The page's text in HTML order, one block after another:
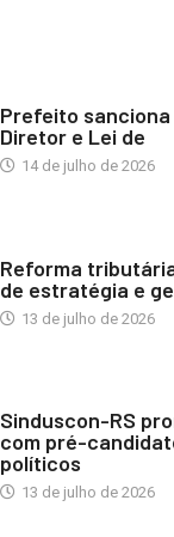
Prefeito sanciona
Diretor e Lei de
14 de julho de 2026
Reforma
de estratégia e
13 de julho de 2026
Sinduscon-RS
com pré-
políticos
13 de julho de 2026